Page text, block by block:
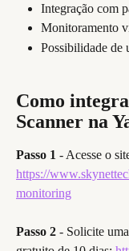
Integração com
Monitoramento
Possibilidade de
Como
Scanner na
Passo 1 - Acesse o
https://
monitoring
Passo 2 - Solicite